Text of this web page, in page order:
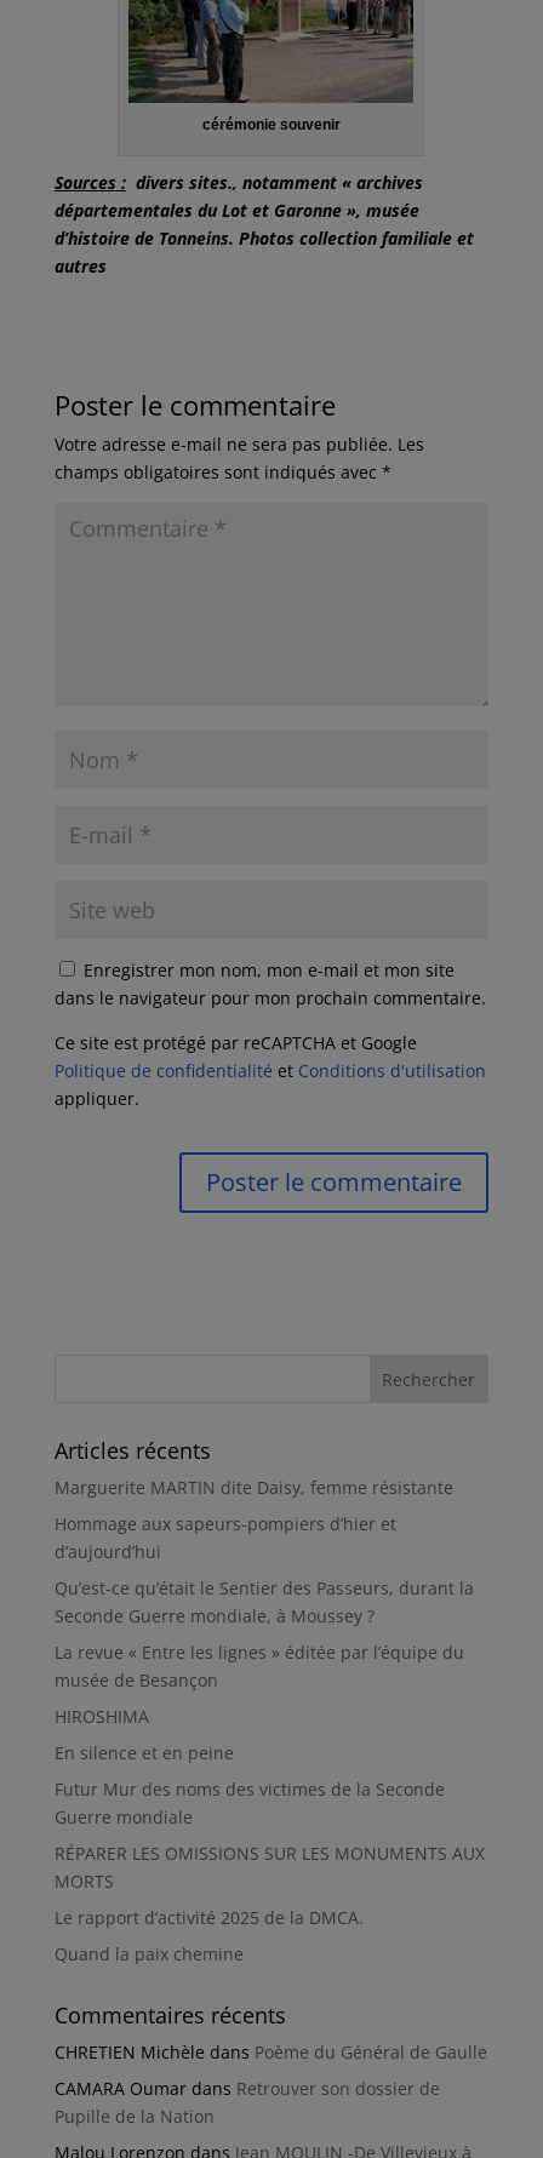
cérémonie souvenir
Sources :divers sites., notamment « archives
départementales du Lot et Garonne », musée
d’histoire de Tonneins. Photos collection familiale et
autres
Poster le commentaire
Votre adresse e-mail ne sera pas publiée. Les
champs obligatoires sont indiqués avec *
Enregistrer mon nom, mon e-mail et mon site
dans le navigateur pour mon prochain commentaire.
Ce site est protégé par reCAPTCHA et Google
Politique de confidentialité et Conditions d'utilisation
appliquer.
Articles récents
Marguerite MARTIN dite Daisy, femme résistante
Hommage aux sapeurs-pompiers d’hier et
d’aujourd’hui
Qu’est-ce qu’était le Sentier des Passeurs, durant la
Seconde Guerre mondiale, à Moussey ?
La revue « Entre les lignes » éditée par l’équipe du
musée de Besançon
HIROSHIMA
En silence et en peine
Futur Mur des noms des victimes de la Seconde
Guerre mondiale
RÉPARER LES OMISSIONS SUR LES MONUMENTS AUX
MORTS
Le rapport d’activité 2025 de la DMCA.
Quand la paix chemine
Commentaires récents
CHRETIEN Michèle dans Poème du Général de Gaulle
CAMARA Oumardans Retrouver son dossier de
Pupille de la Nation
Malou Lorenzon dans Jean MOULIN -De Villevieux à